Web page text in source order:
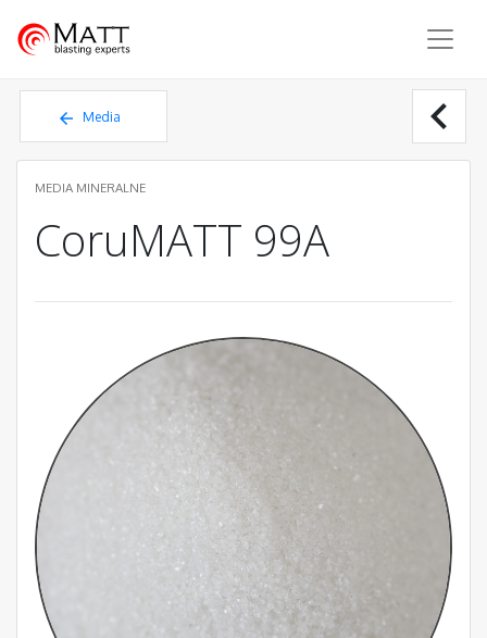
Matt - blasting experts
Media chevron_left
MEDIA MINERALNE
CoruMATT 99A